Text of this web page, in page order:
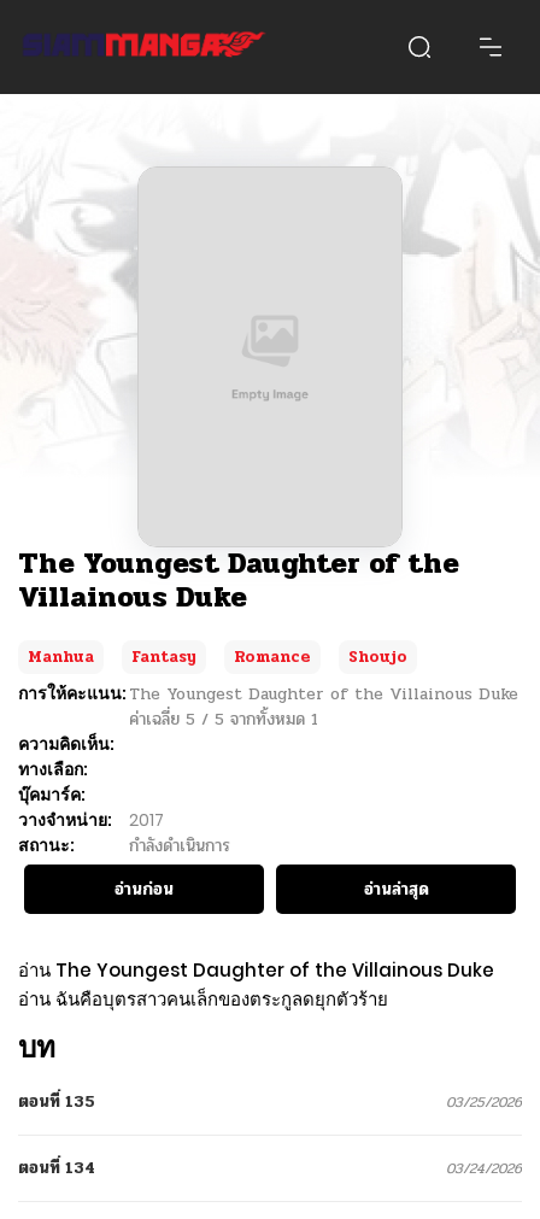
The Youngest Daughter of the
Villainous Duke
Manhua Fantasy Romance
Shoujo
การให้คะแนน: The Youngest Daughter of the Villainous Duke
ค่าเฉลี่ย 5 / 5 จากทั้งหมด 1
ความคิดเห็น:
ทางเลือก:
บุ๊คมาร์ค:
วางจำหน่าย:
2017
สถานะ:
กำลังดำเนินการ
อ่านก่อน
อ่านล่าสุด
อ่าน The Youngest Daughter of the Villainous Duke
อ่าน ฉันคือบุตรสาวคนเล็กของตระกูลดยุกตัวร้าย
บท
ตอนที่ 135 03/25/2026
ตอนที่ 134 03/24/2026